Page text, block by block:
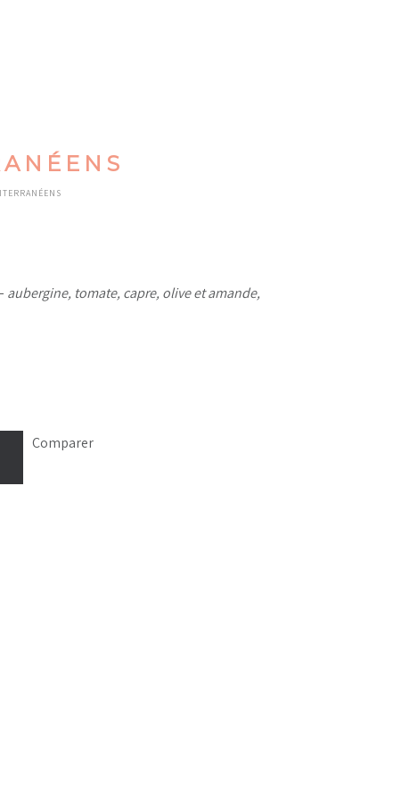
aubergine, tomate, capre, olive et amande,
Comparer